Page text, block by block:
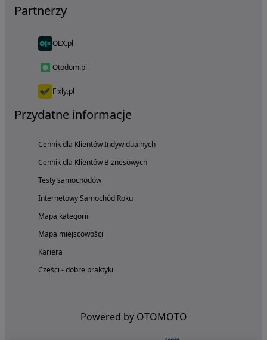
Partnerzy
OLX.pl
Otodom.pl
Fixly.pl
Przydatne informacje
Cennik dla Klientów Indywidualnych
Cennik dla Klientów Biznesowych
Testy samochodów
Internetowy Samochód Roku
Mapa kategorii
Mapa miejscowości
Kariera
Części - dobre praktyki
Powered by OTOMOTO